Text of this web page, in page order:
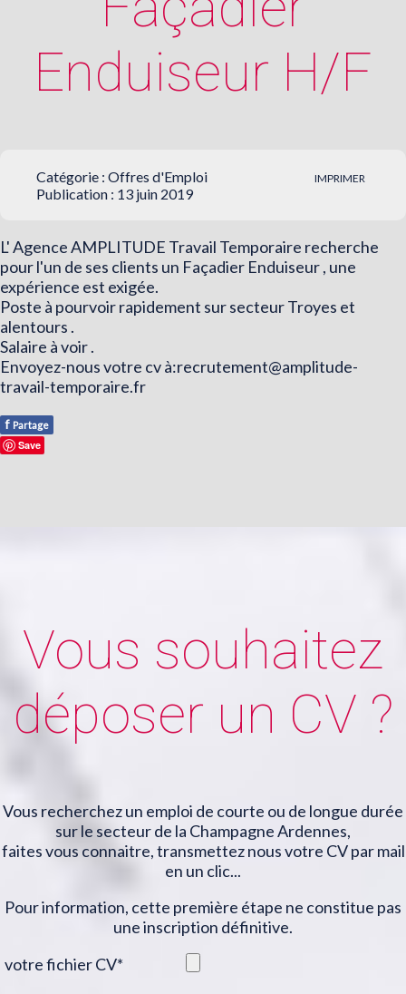
Enduiseur H/F
IMPRIMER
Catégorie : Offres d'Emploi
Publication : 13 juin 2019
L' Agence AMPLITUDE Travail Temporaire recherche
pour l'un de ses clients un Façadier Enduiseur , une
expérience est exigée.
Poste à pourvoir rapidement sur secteur Troyes et
alentours .
Salaire à voir .
Envoyez-nous votre cv à:recrutement@amplitude-
travail-temporaire.fr
f Partage
Save
Vous souhaitez
déposer un CV ?
Vous recherchez un emploi de courte ou de longue durée
sur le secteur de la Champagne Ardennes,
faites vous connaitre, transmettez nous votre CV par mail
en un clic...
Pour information, cette première étape ne constitue pas
une inscription définitive.
votre fichier CV*